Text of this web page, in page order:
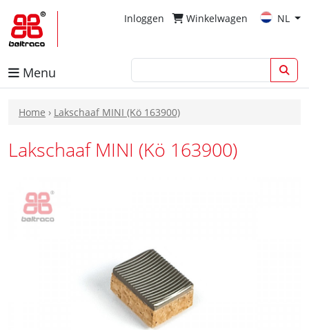
Inloggen Winkelwagen NL
Menu
Home › Lakschaaf MINI (Kö 163900)
Lakschaaf MINI (Kö 163900)